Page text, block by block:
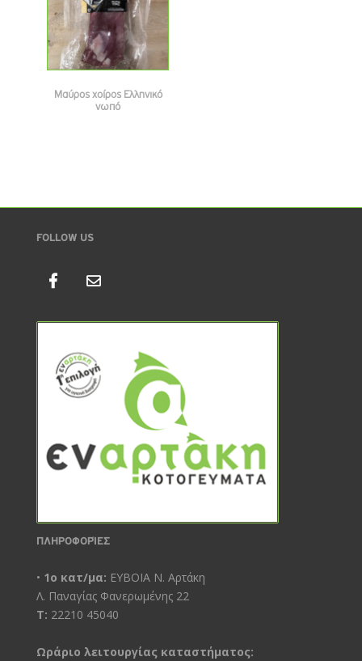
Μαύρος χοίρος Ελληνικό
νωπό
FOLLOW US
ΠΛΗΡΟΦΟΡΊΕΣ
• 1ο κατ/μα: ΕΥΒΟΙΑ Ν. Αρτάκη
Λ. Παναγίας Φανερωμένης 22
Τ: 22210 45040
Ωράριο λειτουργίας καταστήματος: